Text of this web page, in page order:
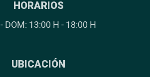
HORARIOS
DOM: 13:00 H - 18:00 H
UBICACIÓN